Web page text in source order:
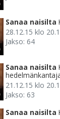
Sanaa naisilta
28.12.15 klo
Jakso: 64
Sanaa naisilta
21.12.15 klo
Jakso: 63
Sanaa naisilta